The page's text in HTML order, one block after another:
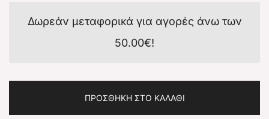
Δωρεάν μεταφορικά για αγορές άνω των
50.00€!
ΠΡΟΣΘΉΚΗ ΣΤΟ ΚΑΛΆΘΙ